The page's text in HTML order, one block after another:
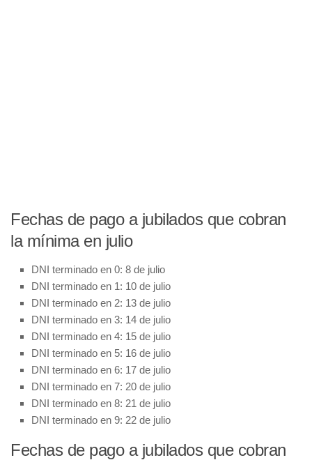
Fechas de pago a jubilados que cobran
la mínima en julio
DNI terminado en 0: 8 de julio
DNI terminado en 1: 10 de julio
DNI terminado en 2: 13 de julio
DNI terminado en 3: 14 de julio
DNI terminado en 4: 15 de julio
DNI terminado en 5: 16 de julio
DNI terminado en 6: 17 de julio
DNI terminado en 7: 20 de julio
DNI terminado en 8: 21 de julio
DNI terminado en 9: 22 de julio
Fechas de pago a jubilados que cobran